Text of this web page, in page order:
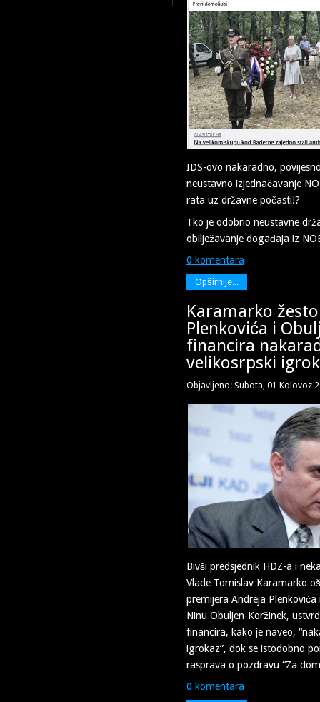
IDS-ovo nakaradno,
neustavno izjednačavanje
rata uz državne počasti!?
Tko je odobrio neustavne
obilježavanje događaja iz
0 komentara
Opširnije...
Karamarko
Plenkovića i
financira
velikosrpski
Objavljeno: Subota, 01 Kolovoz
Bivši predsjednik HDZ-a i
Vlade Tomislav Karamarko
premijera Andreja
Ninu Obuljen-Koržinek,
financira, kako je naveo,
igrokaz”, dok se istodobno
rasprava o pozdravu “Za
0 komentara